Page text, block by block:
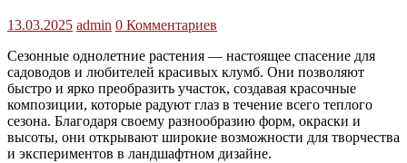
13.03.2025 admin 0 Комментариев
Сезонные однолетние растения — настоящее спасение для
садоводов и любителей красивых клумб. Они позволяют
быстро и ярко преобразить участок, создавая красочные
композиции, которые радуют глаз в течение всего теплого
сезона. Благодаря своему разнообразию форм, окраски и
высоты, они открывают широкие возможности для творчества
и экспериментов в ландшафтном дизайне.